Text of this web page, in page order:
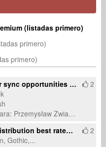
(listadas primero)
primero)
primero)
Looking for sync opportunities for a Polish punk rock song about lost community
Necesario para: Przemysław Zwias (07-feb-2026)
2
Worlwide distribution best rates and no subscriptions fees
Gothic,...
2